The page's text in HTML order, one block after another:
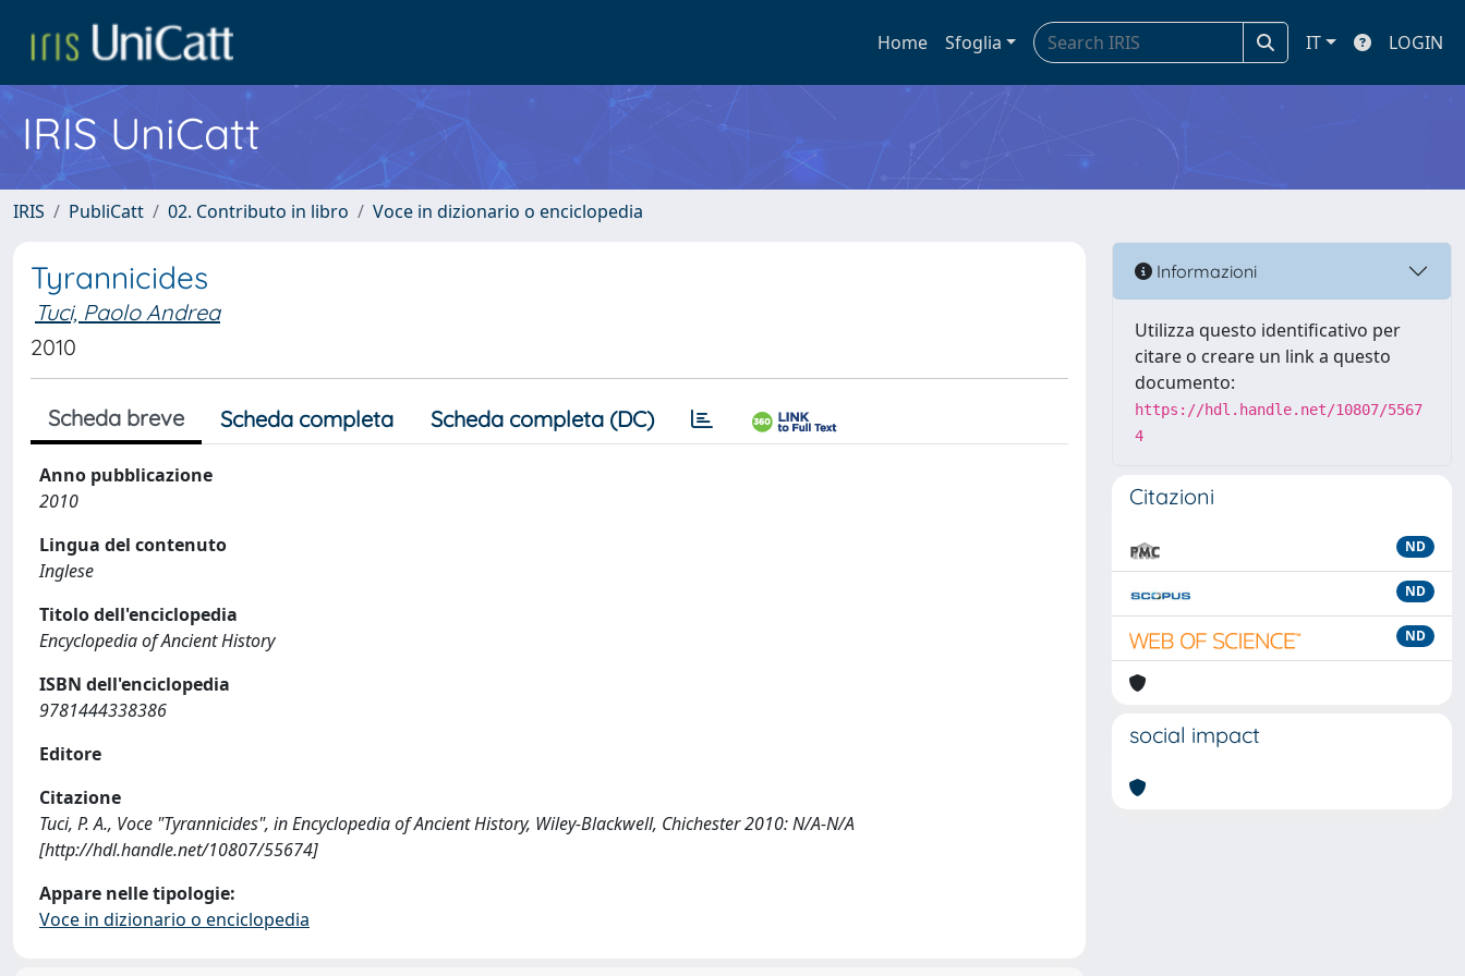
Home Sfoglia IT LOGIN
IRIS UniCatt
IRIS PubliCatt 02. Contributo in libro Voce in dizionario o enciclopedia
Tyrannicides
Tuci, Paolo Andrea
2010
Scheda breve Scheda completa Scheda completa (DC)
Anno pubblicazione
2010
Lingua del contenuto
Inglese
Titolo dell'enciclopedia
Encyclopedia of Ancient History
ISBN dell'enciclopedia
9781444338386
Editore
Citazione
Tuci, P. A., Voce "Tyrannicides", in Encyclopedia of Ancient History, Wiley-Blackwell, Chichester 2010: N/A-N/A
[http://hdl.handle.net/10807/55674]
Appare nelle tipologie:
Voce in dizionario o enciclopedia
Informazioni
Utilizza questo identificativo per
citare o creare un link a questo
documento:
https://hdl.handle.net/10807/5567
4
Citazioni
ND
ND
ND
social impact